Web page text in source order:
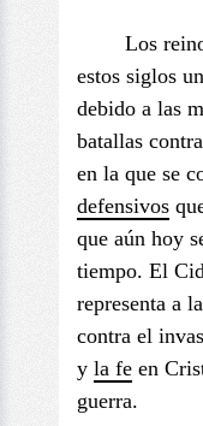
Los
estos siglos
debido a las
batallas
en la que se
defensivos
que aún hoy
tiempo. El
representa a
contra el
y la fe en
guerra.